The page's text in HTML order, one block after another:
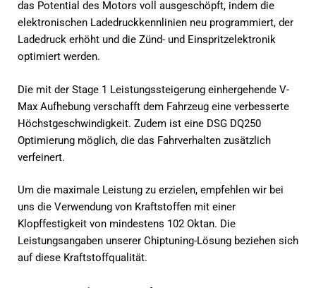
das Potential des Motors voll ausgeschöpft, indem die
elektronischen Ladedruckkennlinien neu programmiert, der
Ladedruck erhöht und die Zünd- und Einspritzelektronik
optimiert werden.
Die mit der Stage 1 Leistungssteigerung einhergehende V-
Max Aufhebung verschafft dem Fahrzeug eine verbesserte
Höchstgeschwindigkeit. Zudem ist eine DSG DQ250
Optimierung möglich, die das Fahrverhalten zusätzlich
verfeinert.
Um die maximale Leistung zu erzielen, empfehlen wir bei
uns die Verwendung von Kraftstoffen mit einer
Klopffestigkeit von mindestens 102 Oktan. Die
Leistungsangaben unserer Chiptuning-Lösung beziehen sich
auf diese Kraftstoffqualität.